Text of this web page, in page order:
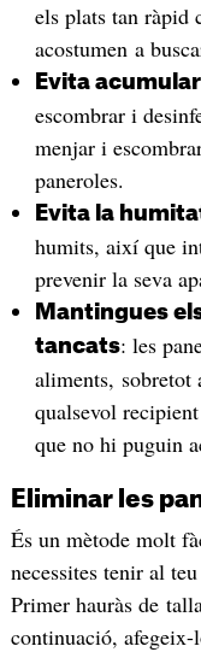
els plats tan ràpid
acostumen a
Evita
escombrar i
menjar i
paneroles.
Evita la
humits, així que
prevenir la seva
Mantingues
tancats: les
aliments, sobretot
qualsevol
que no hi puguin
Eliminar les
És un mètode molt
necessites tenir al
Primer hauràs de
continuació,